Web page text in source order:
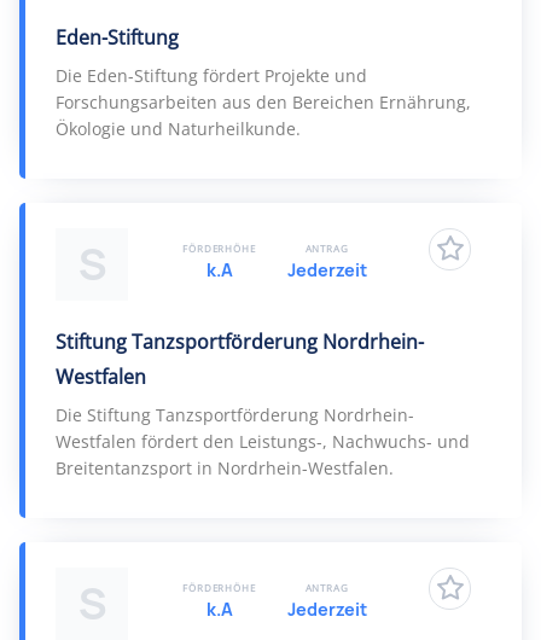
Eden-Stiftung
Die Eden-Stiftung fördert Projekte und
Forschungsarbeiten aus den Bereichen Ernährung,
Ökologie und Naturheilkunde.
S
Stiftung Tanzsportförderung Nordrhein-
Westfalen
Die Stiftung Tanzsportförderung Nordrhein-
Westfalen fördert den Leistungs-, Nachwuchs- und
Breitentanzsport in Nordrhein-Westfalen.
FÖRDERHÖHE
k.A
ANTRAG
Jederzeit
S FÖRDERHÖHE
k.A
ANTRAG
Jederzeit